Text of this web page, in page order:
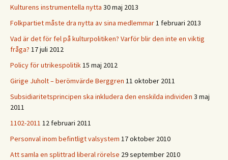
Kulturens instrumentella nytta 30 maj 2013
Folkpartiet måste dra nytta av sina medlemmar1 februari 2013
Vad är det för fel på kulturpolitiken? Varför blir den inte en viktig
fråga? 17 juli 2012
Policy för utrikespolitik15 maj 2012
Girige Juholt – berömvärde Berggren 11 oktober 2011
Subsidiaritetsprincipen ska inkludera den enskilda individen 3 maj
2011
1102-2011 12 februari 2011
Personval inom befintligt valsystem 17 oktober 2010
Att samla en splittrad liberal rörelse 29 september 2010